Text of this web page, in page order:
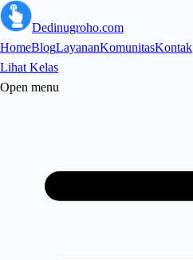
Dedinugroho.com
HomeBlogLayananKomunitasKontak
Lihat Kelas
Open menu